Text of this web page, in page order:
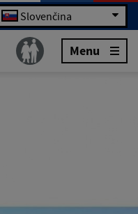
Slovenčina
Menu